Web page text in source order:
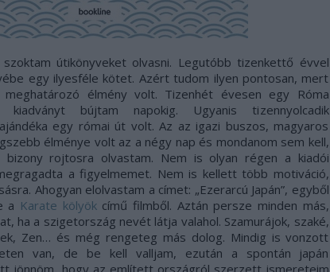
útikönyveket olvasni. Legutóbb tizenkettő évvel
egy ilyesféle kötet. Azért tudom ilyen pontosan, mert
meghatározó élmény volt. Tizenhét évesen egy Róma
bújtam napokig. Ugyanis tizennyolcadik
egy római út volt. Az az igazi buszos, magyaros
élménye volt az a négy nap és mondanom sem kell,
rojtosra olvastam. Nem is olyan régen a kiadói
a figyelmemet. Nem is kellett több motiváció,
Ahogyan elolvastam a címet: „Ezerarcú Japán”, egyből
a Karate kölyök című filmből. Aztán persze minden más,
ha a szigetország nevét látja valahol. Szamurájok, szaké,
Zen… és még rengeteg más dolog. Mindig is vonzott
van, de be kell valljam, ezután a spontán japán
jönnöm, hogy az említett országról szerzett ismereteim